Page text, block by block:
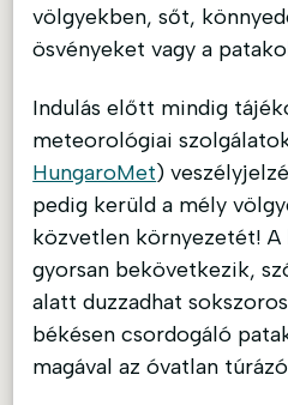
völgyekben, sőt,
ösvényeket vagy a
Indulás előtt mindig
meteorológiai
HungaroMet)
pedig kerüld a mély
közvetlen környezetét!
gyorsan bekövetkezik,
alatt duzzadhat
békésen csordogáló
magával az óvatlan